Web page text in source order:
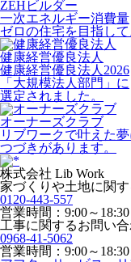
ZEHビルダー
一次エネルギー消費量
ゼロの住宅を目指して
健康経営優良法人
健康経営優良法人2026
「大規模法人部門」に
選定されました。
オーナーズクラブ
リブワークで叶えた
つづきがあります。
株式会社 Lib Work
家づくりや土地に関
0120-443-557
営業時間：9:00～18:30
工事に関するお問い
0968-41-5062
営業時間：9:00～18:30